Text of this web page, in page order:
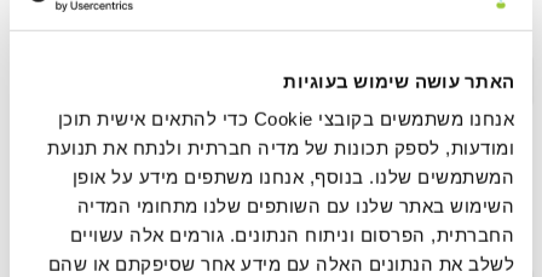
האתר עושה שימוש בעוגיות
אנחנו משתמשים בקובצי Cookie כדי להתאים אישית תוכן
ומודעות, לספק תכונות של מדיה חברתית ולנתח את תנועת
המשתמשים שלנו. בנוסף, אנחנו משתפים מידע על אופן
השימוש באתר שלנו עם השותפים שלנו מתחומי המדיה
החברתית, הפרסום וניתוח הנתונים. גורמים אלה עשויים
לשלב את הנתונים האלה עם מידע אחר שסיפקתם או שהם
נוירו־אינטגרטיבית
תקציר >
עיבוד ושחרור רגשי מהיר (FEEL): מסגרת סומטית
להשלמת מעגל הסטרס בפחד הקשור לטראומה